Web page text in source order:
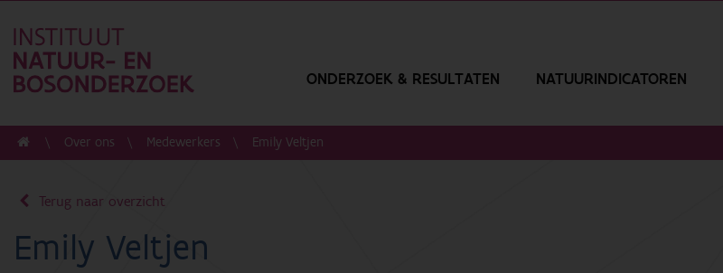
ONDERZOEK & RESULTATEN NATUURINDICATOREN
Over ons Medewerkers Emily Veltjen
Terug naar overzicht
Emily Veltjen